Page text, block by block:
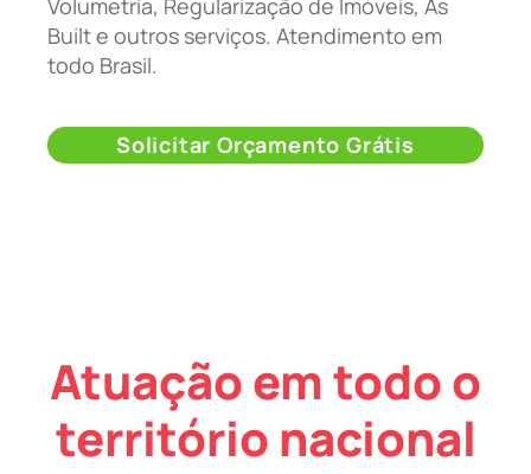
Volumetria, Regularização de Imóveis, As
Built e outros serviços. Atendimento em
todo Brasil.
Solicitar Orçamento Grátis
Atuação em todo o
território nacional